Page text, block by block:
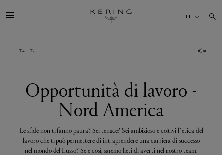
lavoro
TALENTI
SOSTENIBILITÀ
IT
Opportunità di lavoro -
Nord America
Le sfide non ti fanno paura? Sei tenace? Sei ambizioso e coltivi l’etica del
lavoro che ti può permettere di intraprendere una carriera di successo
nel mondo del Lusso? Se è così, saremo lieti di averti nel nostro team.